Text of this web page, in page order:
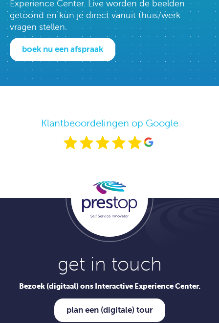
Experience Center. Live worden de beelden
getoond en kun je direct vanuit thuis/werk
vragen stellen.
boek nu een afspraak
Klantbeoordelingen op Google
get in touch
Bezoek (digitaal) ons Interactive Experience Center.
plan een (digitale) tour